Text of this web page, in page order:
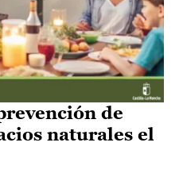
de
naturales el